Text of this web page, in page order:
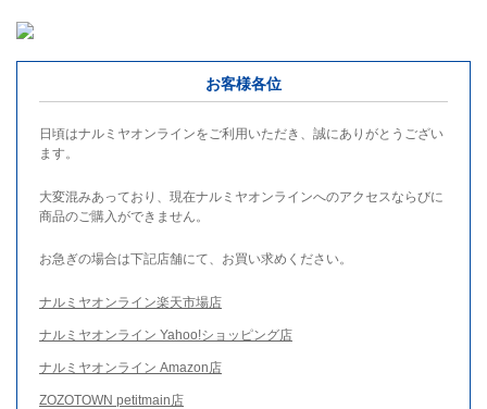
お客様各位
日頃はナルミヤオンラインをご利用いただき、誠にありがとうござい
ます。
大変混みあっており、現在ナルミヤオンラインへのアクセスならびに
商品のご購入ができません。
お急ぎの場合は下記店舗にて、お買い求めください。
ナルミヤオンライン楽天市場店
ナルミヤオンライン Yahoo!ショッピング店
ナルミヤオンライン Amazon店
ZOZOTOWN petitmain店